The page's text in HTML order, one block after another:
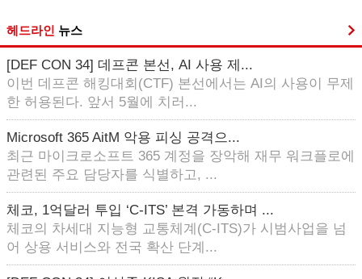
헤드라인 뉴스
[DEF CON 34] 데프콘 본선, AI 사용 제...
이번 데프콘 해킹대회(CTF) 본선에서는 AI의 사용이 무제
한 허용된다. 앞서 5월에 치러...
Microsoft 365 AitM 악용 피싱 공격으...
최근 마이크로소프트 365 계정을 장악해 재무 워크플로에
관련된 주요 담당자를 식별하고, ...
체코, 1억달러 투입 ‘C-ITS’ 본격 가동하며 ...
체코의 차세대 지능형 교통체계(C-ITS)가 시범사업을 넘
어 상용 서비스와 전국 확산 단계...